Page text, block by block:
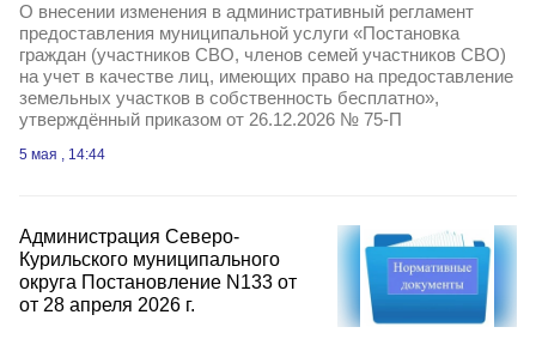
О внесении изменения в административный регламент
предоставления муниципальной услуги «Постановка
граждан (участников СВО, членов семей участников СВО)
на учет в качестве лиц, имеющих право на предоставление
земельных участков в собственность бесплатно»,
утверждённый приказом от 26.12.2026 № 75-П
5 мая , 14:44
Администрация Северо-
Курильского муниципального
округа Постановление N133 от
от 28 апреля 2026 г.